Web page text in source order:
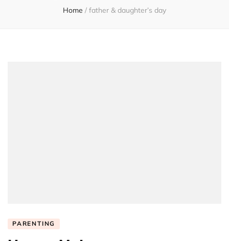
Home / father & daughter’s day
PARENTING